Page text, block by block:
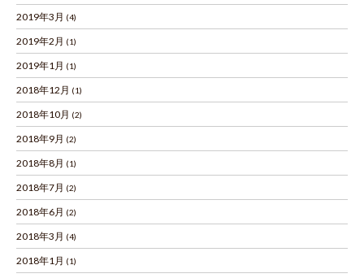
2019年3月 (4)
2019年2月 (1)
2019年1月 (1)
2018年12月 (1)
2018年10月 (2)
2018年9月 (2)
2018年8月 (1)
2018年7月 (2)
2018年6月 (2)
2018年3月 (4)
2018年1月 (1)